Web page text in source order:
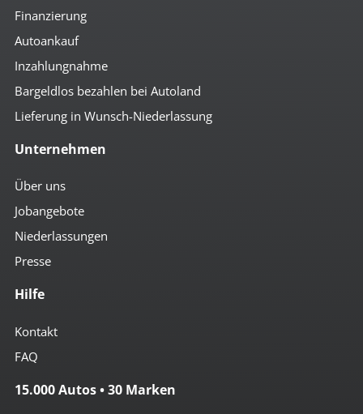
Finanzierung
Autoankauf
Inzahlungnahme
Bargeldlos bezahlen bei Autoland
Lieferung in Wunsch-Niederlassung
Unternehmen
Über uns
Jobangebote
Niederlassungen
Presse
Hilfe
Kontakt
FAQ
15.000 Autos • 30 Marken